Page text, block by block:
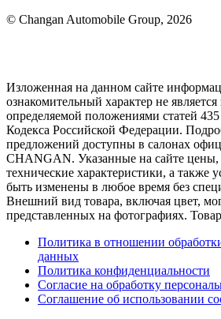
© Changan Automobile Group, 2026
Изложенная на данном сайте
ознакомительный характер не
определяемой положениями статей
Кодекса Российской Федерации.
предложений доступны в салонах
CHANGAN. Указанные на сайте цены,
технические характеристики, а также
быть изменены в любое время без
Внешний вид товара, включая цвет,
представленных на фотографиях.
Политика в отношении
данных
Политика конфиденциальности
Согласие на обработку
Соглашение об использовании